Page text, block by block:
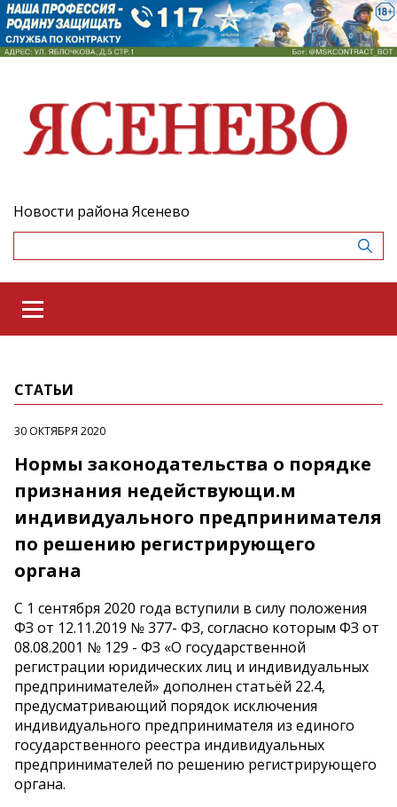
Новости района Ясенево
СТАТЬИ
30 ОКТЯБРЯ 2020
Нормы законодательства о порядке
признания недействующи.м
индивидуального предпринимателя
по решению регистрирующего
органа
С 1 сентября 2020 года вступили в силу положения
ФЗ от 12.11.2019 № 377- ФЗ, согласно которым ФЗ от
08.08.2001 № 129 - ФЗ «О государственной
регистрации юридических лиц и индивидуальных
предпринимателей» дополнен статьёй 22.4,
предусматривающий порядок исключения
индивидуального предпринимателя из единого
государственного реестра индивидуальных
предпринимателей по решению регистрирующего
органа.